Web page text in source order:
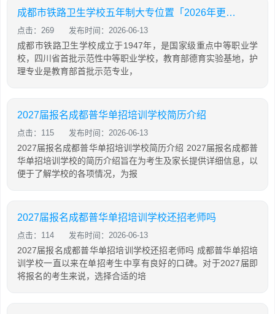
成都市铁路卫生学校五年制大专位置「2026年更新」
点击：269 发布时间：2026-06-13
成都市铁路卫生学校成立于1947年，是国家级重点中等职业学
校，四川省首批示范性中等职业学校，教育部德育实验基地，护
理专业是教育部首批示范专业，
2027届报名成都普华单招培训学校简历介绍
点击：115 发布时间：2026-06-13
2027届报名成都普华单招培训学校简历介绍 2027届报名成都普
华单招培训学校的简历介绍旨在为考生及家长提供详细信息，以
便于了解学校的各项情况，为报
2027届报名成都普华单招培训学校还招老师吗
点击：114 发布时间：2026-06-13
2027届报名成都普华单招培训学校还招老师吗 成都普华单招培
训学校一直以来在单招考生中享有良好的口碑。对于2027届即
将报名的考生来说，选择合适的培